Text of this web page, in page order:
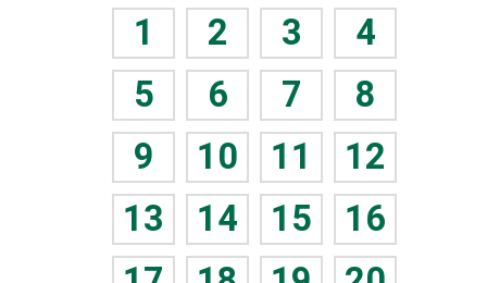
1 2 3
4
5
6 7
8
9
10 11
12
13
14 15
16